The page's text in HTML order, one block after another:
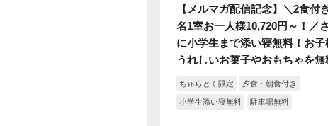
【メルマガ配信記念】＼2食付
名1室お一人様10,720円～！／
に小学生まで添い寝無料！お子
うれしいお菓子やおもちゃを無
ご用意♪人気の焼き立てステーキ
ちゅらとく限定 夕食・朝食付き
小学生添い寝無料 駐車場無料